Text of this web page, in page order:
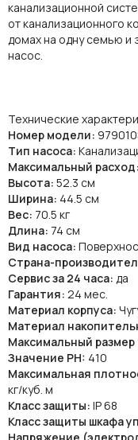
канализационной
от канализационного
домах на одну семью и
насос.
Технические
Номер модели:
Тип насоса:
Максимальный расход:
Высота: 52.3 см
Ширина: 44.5 см
Вес: 70.5 кг
Длина: 74 см
Вид насоса:
Страна-
Сервис за 24 часа: да
Гарантия: 24 мес.
Материал корпуса:
Материал
Максимальный
Значение PH: 410
Максимальная
кг/куб. м
Класс защиты: IP 68
Класс защиты шкафа
Напряжение